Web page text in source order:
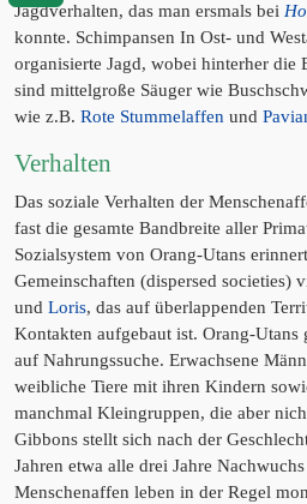
Jagdverhalten, das man ersmals bei
konnte. Schimpansen In Ost- und
organisierte Jagd, wobei hinterher
sind mittelgroße Säuger wie
wie z.B. Rote Stummelaffen und
Verhalten
Das soziale Verhalten der
fast die gesamte Bandbreite aller
Sozialsystem von Orang-Utans
Gemeinschaften (dispersed societies)
und Loris, das auf überlappenden
Kontakten aufgebaut ist. Orang-Utans
auf Nahrungssuche. Erwachsene
weibliche Tiere mit ihren Kindern
manchmal Kleingruppen, die aber
Gibbons stellt sich nach der
Jahren etwa alle drei Jahre
Menschenaffen leben in der Regel